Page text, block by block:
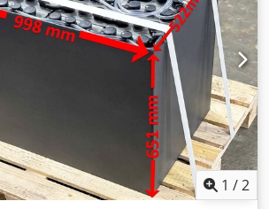
1 /2